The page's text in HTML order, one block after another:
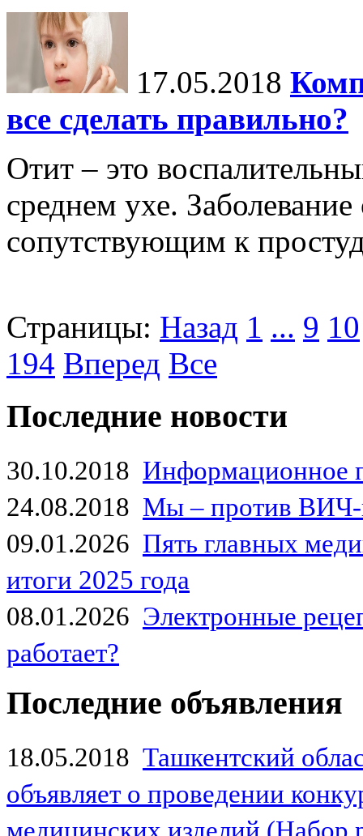
17.05.2018
все сделать правильно?
Отит – это
среднем ухе. Заболевание
сопутствующим к
Страницы: Назад 1 ... 9 10
194 Вперед Все
Последние новости
30.10.2018 Информационное
24.08.2018 Мы – против
09.01.2026 Пять главных
итоги 2025 года
08.01.2026 Электронные
работает?
Последние объявления
18.05.2018 Ташкентский
объявляет о проведении